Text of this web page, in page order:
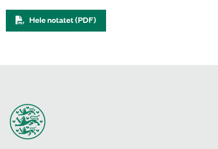
Hele notatet (PDF)